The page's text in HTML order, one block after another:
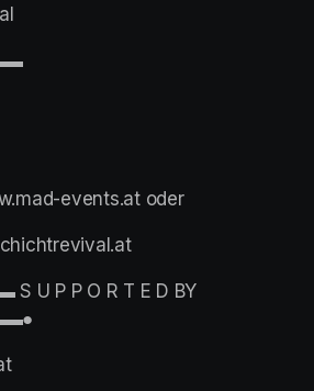
events.at oder
P P O R T E D BY